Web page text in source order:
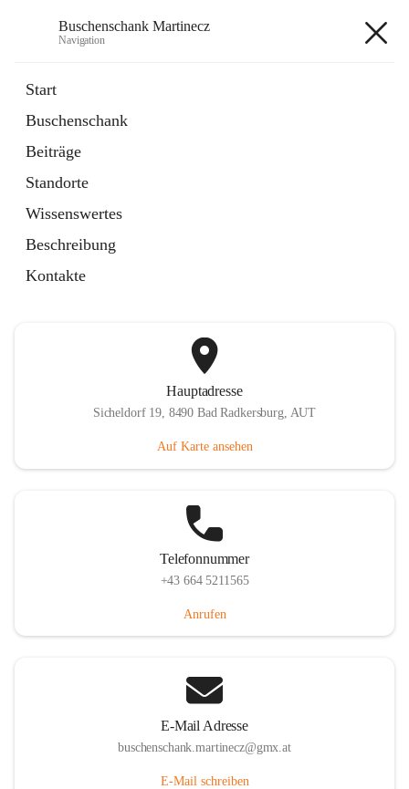
Buschenschank Martinecz
Navigation
Start
Buschenschank
Beiträge
Standorte
Wissenswertes
Beschreibung
Kontakte
Artikel
in
Tab
Der Buschenschank
öffnet
in
neuem
Tab
Hauptadresse
Sicheldorf 19, 8490 Bad Radkersburg, AUT
Auf Karte ansehen
Telefonnummer
+43 664 5211565
Anrufen
E-Mail Adresse
buschenschank.martinecz@gmx.at
E-Mail schreiben